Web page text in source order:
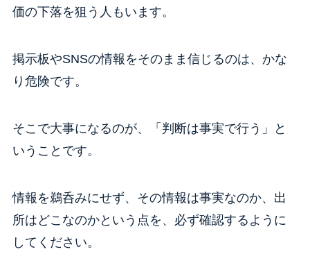
価の下落を狙う人もいます。
掲示板やSNSの情報をそのまま信じるのは、かな
り危険です。
そこで大事になるのが、「判断は事実で行う」と
いうことです。
情報を鵜呑みにせず、その情報は事実なのか、出
所はどこなのかという点を、必ず確認するように
してください。